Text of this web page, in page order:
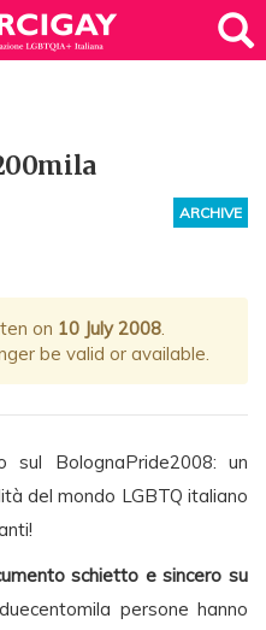
ARCHIVE
on 10 July 2008.
be valid or available.
sul BolognaPride2008: un
del mondo LGBTQ italiano
schietto e sincero su
persone hanno